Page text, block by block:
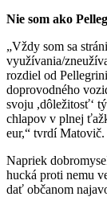
Nie som ako
„Vždy som sa
využívania/
rozdiel od
doprovodného
svoju ,dôležitosť‘
chlapov v plnej
eur,“ tvrdí Matovič.
Napriek
hucká proti nemu
dať občanom